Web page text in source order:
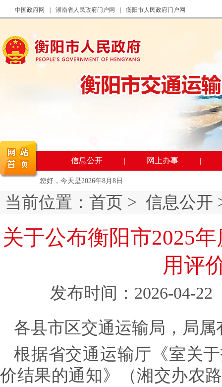
中国政府网 湖南省人民政府门户网 衡阳市人民政府门户网
信息公开 网上办事
您好，今天是2026年8月8日
当前位置： 首页 > 信息公开
关于公布衡阳市2025
用评
发布时间：2026-04-22
各县市区交通运输局，局属
根据省交通运输厅《室关
价结果的通知》（湘交办农